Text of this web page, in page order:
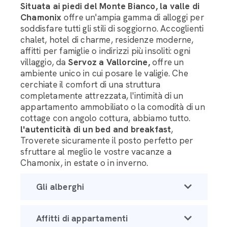
Situata ai piedi del Monte Bianco, la valle di
Chamonix offre un'ampia gamma di alloggi per
soddisfare tutti gli stili di soggiorno.Accoglienti
chalet, hotel di charme, residenze moderne,
affitti per famiglie o indirizzi più insoliti: ogni
villaggio, da Servoz a Vallorcine,offre un
ambiente unico in cui posare le valigie. Che
cerchiate il comfort di una struttura
completamente attrezzata, l'intimità di un
appartamento ammobiliato o la comodità di un
cottage con angolo cottura, abbiamo tutto.
l'autenticità di un bed and breakfast,
Troverete sicuramente il posto perfetto per
sfruttare al meglio le vostre vacanze a
Chamonix, in estate o in inverno.
Gli alberghi
Affitti di appartamenti